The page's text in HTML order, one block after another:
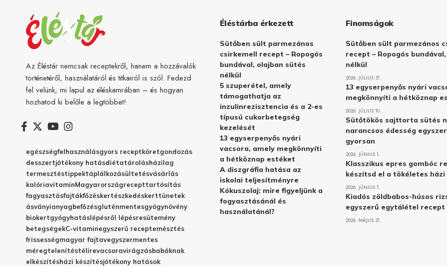
Az Éléstár nemcsak receptekről, hanem a hozzávalók
történetéről, használatáról és titkairól is szól. Fedezd
fel velünk, mi lapul az éléskamrában – és hogyan
hozhatod ki belőle a legtöbbet!
egészségfelhasználásgyors receptköretgondozás
desszertjótékony hatásdiétatárolásházilag
termesztéstippektáplálkozásültetésvásárlás
kalóriavitaminMagyarországrecepttartósítás
fagyasztásfajtákfőzéskertészkedéskerttünetek
ásványianyagbefőzésgluténmentesgyógynövény
biokertgyógyhatáslépésről lépésresütemény
betegségekC-vitaminegyszerű receptemésztés
frissességmagyar fajtavegyszermentes
méregtelenítéstélirevacsoravirágzásbabáknak
elkészítésházi készítésjótékony hatások
Éléstárba érkezett
Sütőben sült parmezános
csirkemell recept – Ropogós
bundával, olajban sütés
nélkül
5 szuperétel, amely
támogathatja az
inzulinrezisztencia és a 2-es
típusú cukorbetegség
kezelését
13 egyserpenyős nyári
vacsora, amely megkönnyíti
a hétköznap estéket
A diszgráfia hatása az
iskolai teljesítményre
Kókuszolaj: mire figyeljünk a
fogyasztásánál és
használatánál?
Finomságok
Sütőben sült parmezános
recept – Ropogós
nélkül
2026. JÚLIUS 31.
13 egyserpenyős nyári
megkönnyíti a hétköznap
2026. JÚLIUS 10.
Sütőtökös sajttorta sütés
narancsos édesség
gyorsan
2026. JÚNIUS 1.
Klasszikus epres gombóc
készítsd el a tökéletes
2026. JÚNIUS 1.
Kiadós zöldbabos-húsos
egyszerű egytálétel recept
2026. MÁJUS 31.